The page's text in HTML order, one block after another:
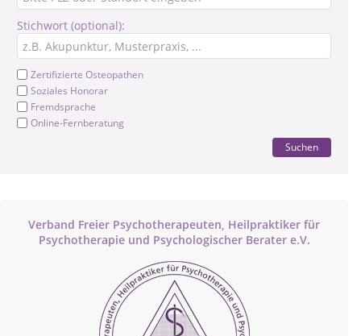
Stichwort (optional):
Zertifizierte Osteopathen
Soziales Honorar
Fremdsprache
Online-Fernberatung
Suchen
Verband Freier Psychotherapeuten, Heilpraktiker für
Psychotherapie und Psychologischer Berater e.V.